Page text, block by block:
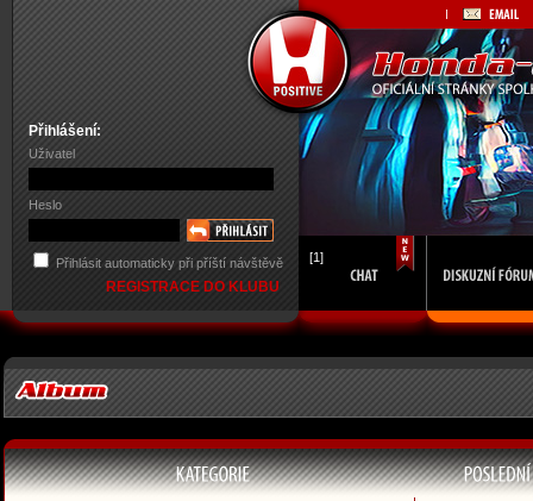
Přihlášení:
Uživatel
Heslo
Přihlásit automaticky při příští návštěvě
REGISTRACE DO KLUBU
[1]